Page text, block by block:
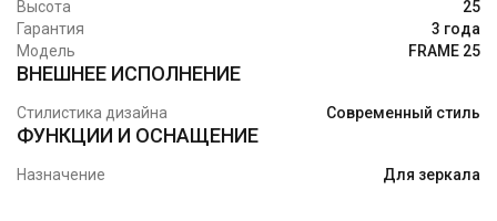
Высота
25
Гарантия
3 года
Модель
FRAME 25
ВНЕШНЕЕ ИСПОЛНЕНИЕ
Стилистика дизайна Современный стиль
ФУНКЦИИ И ОСНАЩЕНИЕ
Назначение Для зеркала